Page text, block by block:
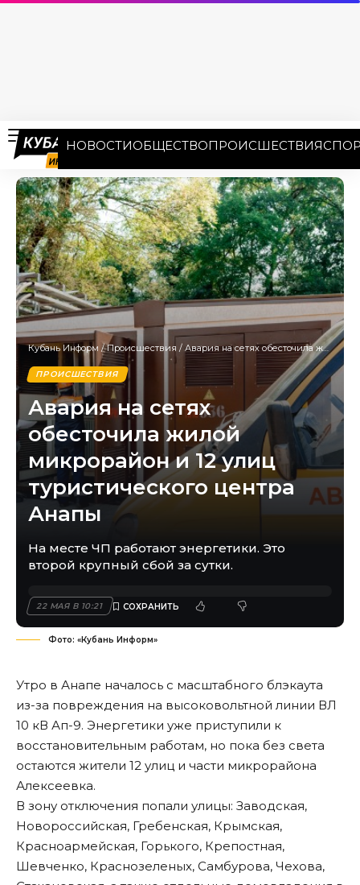
НОВОСТИОБЩЕСТВОПРОИСШЕСТВИЯ
Кубань Информ /Происшествия / Авария на сетях обесточила жилой микрорайон и 12 улиц туристического центра Анапы
ПРОИСШЕСТВИЯ
Авария на сетях
обесточила жилой
микрорайон и 12 улиц
туристического центра
Анапы
На месте ЧП работают энергетики. Это
второй крупный сбой за сутки.
22 МАЯ В 10:21
Фото: «Кубань Информ»
Утро в Анапе началось с масштабного блэкаута
из-за повреждения на высоковольтной линии ВЛ
10 кВ Ап-9. Энергетики уже приступили к
восстановительным работам, но пока без света
остаются жители 12 улиц и части микрорайона
Алексеевка.
В зону отключения попали улицы: Заводская,
Новороссийская, Гребенская, Крымская,
Красноармейская, Горького, Крепостная,
Шевченко, Краснозеленых, Самбурова, Чехова,